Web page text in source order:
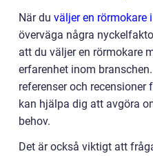
När du väljer en rörmokare
överväga några
att du väljer en rörmokare
erfarenhet inom
referenser och recensioner
kan hjälpa dig att avgöra
behov.
Det är också viktigt att